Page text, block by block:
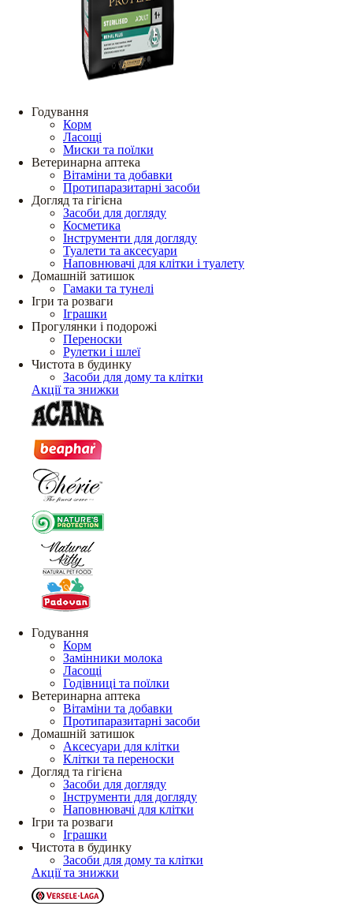
Годування
Корм
Ласощі
Миски та поїлки
Ветеринарна аптека
Вітаміни та добавки
Протипаразитарні засоби
Догляд та гігієна
Засоби для догляду
Косметика
Інструменти для догляду
Туалети та аксесуари
Наповнювачі для клітки і туалету
Домашній затишок
Гамаки та тунелі
Ігри та розваги
Іграшки
Прогулянки і подорожі
Переноски
Рулетки і шлеї
Чистота в будинку
Засоби для дому та клітки
Акції та знижки
Годування
Корм
Замінники молока
Ласощі
Годівниці та поїлки
Ветеринарна аптека
Вітаміни та добавки
Протипаразитарні засоби
Домашній затишок
Аксесуари для клітки
Клітки та переноски
Догляд та гігієна
Засоби для догляду
Інструменти для догляду
Наповнювачі для клітки
Ігри та розваги
Іграшки
Чистота в будинку
Засоби для дому та клітки
Акції та знижки